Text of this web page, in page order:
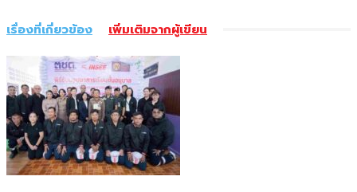
เรื่องที่เกี่ยวข้อง เพิ่มเติมจากผู้เขียน